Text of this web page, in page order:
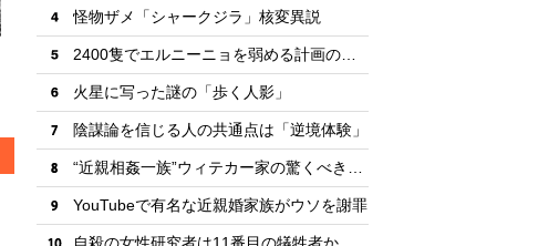
・
怪物ザメ「シャークジラ」核変異説
・ 2400隻でエルニーニョを弱める計画の副作用
・
火星に写った謎の「歩く人影」
・
陰謀論を信じる人の共通点は「逆境体験」
・ “近親相姦一族”ウィテカー家の驚くべき素顔
・
YouTubeで有名な近親婚家族がウソを謝罪
・